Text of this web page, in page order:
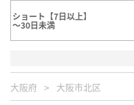
ショート【7日以上】
～30日未満
大阪府 大阪市北区